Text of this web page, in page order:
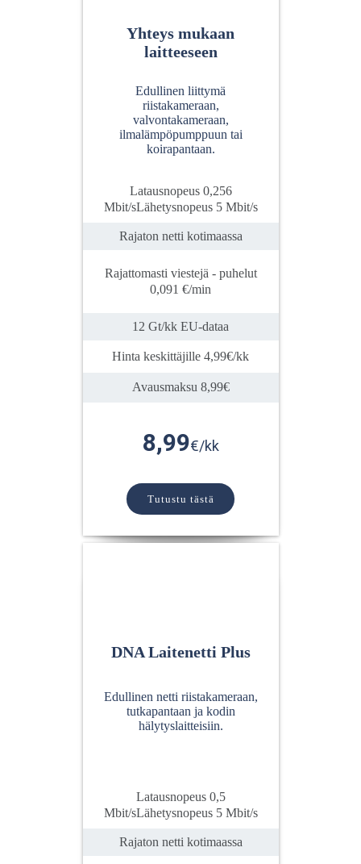
Yhteys mukaan
laitteeseen
Edullinen liittymä
riistakameraan,
valvontakameraan,
ilmalämpöpumppuun tai
koirapantaan.
Latausnopeus 0,256
Mbit/sLähetysnopeus 5 Mbit/s
Rajaton netti kotimaassa
Rajattomasti viestejä - puhelut
0,091 €/min
12 Gt/kk EU-dataa
Hinta keskittäjille 4,99€/kk
Avausmaksu 8,99€
8,99€/kk
Tutustu tästä
DNA Laitenetti Plus
Edullinen netti riistakameraan,
tutkapantaan ja kodin
hälytyslaitteisiin.
Latausnopeus 0,5
Mbit/sLähetysnopeus 5 Mbit/s
Rajaton netti kotimaassa